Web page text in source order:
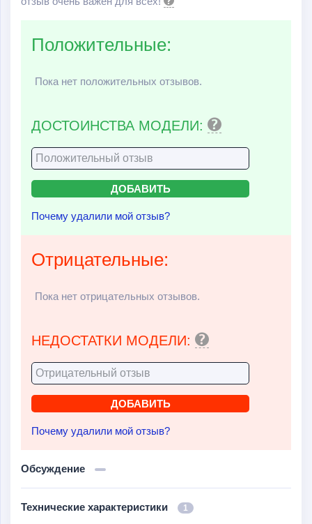
Положительные:
Пока нет положительных отзывов.
ДОСТОИНСТВА МОДЕЛИ:
Почему удалили мой отзыв?
Отрицательные:
Пока нет отрицательных отзывов.
НЕДОСТАТКИ МОДЕЛИ:
Почему удалили мой отзыв?
Обсуждение
Технические характеристики 1